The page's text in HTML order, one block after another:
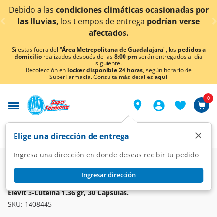
< div class="carousel-inner">
a lascondiciones climáticas ocasionadas por
lluvias, los tiempos de entregapodrían verse
afectados.
Si estas fuera del "Área Metropolitana de Guadalajara", los pedidos a
domicilio realizados después de las8:00 pm serán entregados al día
siguiente.
Recolección en locker disponible 24 horas, según horario de
SuperFarmacia. Consulta más detallesaquí
Elige una dirección de entrega
Ingresa una dirección en donde deseas recibir tu pedido
Ingresar dirección
×
0
Farmacia
Vitaminas y Suplementos
Suplementos Alimenticios
ELEVIT
Elevit 3-Luteína 1.36 gr, 30 Cápsulas.
SKU: 1408445